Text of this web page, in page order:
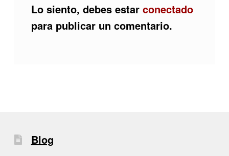
Lo siento, debes estar conectado
para publicar un comentario.
Blog